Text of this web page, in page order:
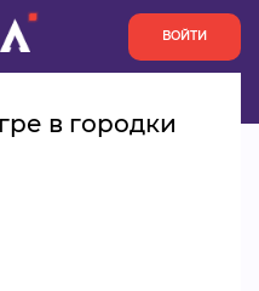
ВОЙТИ
в городки